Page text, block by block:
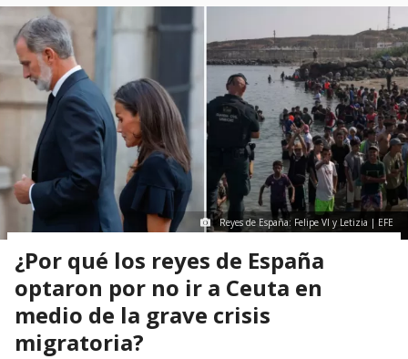
Reyes de España: Felipe VI y Letizia | EFE
¿Por qué los reyes de España
optaron por no ir a Ceuta en
medio de la grave crisis
migratoria?